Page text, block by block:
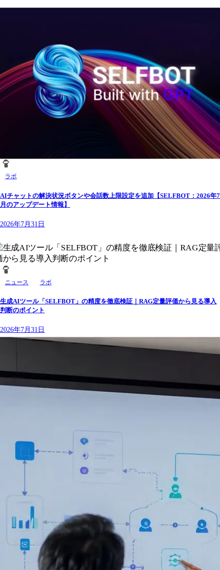
ラボ
AIチャットの解決状況ボタンや会話数上限設定を追加【SELFBOT：2026年7
月のアップデート情報】
2026年7月31日
ニュース ラボ
生成AIツール「SELFBOT」の精度を徹底検証｜RAG定量評価から見る導入
判断のポイント
2026年7月31日